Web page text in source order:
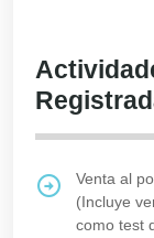
Venta al
(Incluye
como test